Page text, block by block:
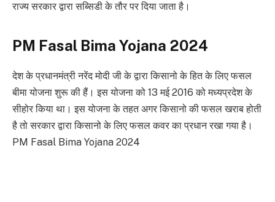
राज्य सरकार द्वारा सब्सिडी के तौर पर दिया जाता है।
PM Fasal Bima Yojana 2024
देश के प्रधानमंत्री नरेंद मोदी जी के द्वारा किसानो के हित के लिए फसल
बीमा योजना शुरू की हैं। इस योजना को 13 मई 2016 को मध्यप्रदेश के
सीहोर किया था। इस योजना के तहत अगर किसानो की फसल खराब होती
है तो सरकार द्वारा किसानो के लिए फसल कवर का प्रधान रखा गया है।
PM Fasal Bima Yojana 2024